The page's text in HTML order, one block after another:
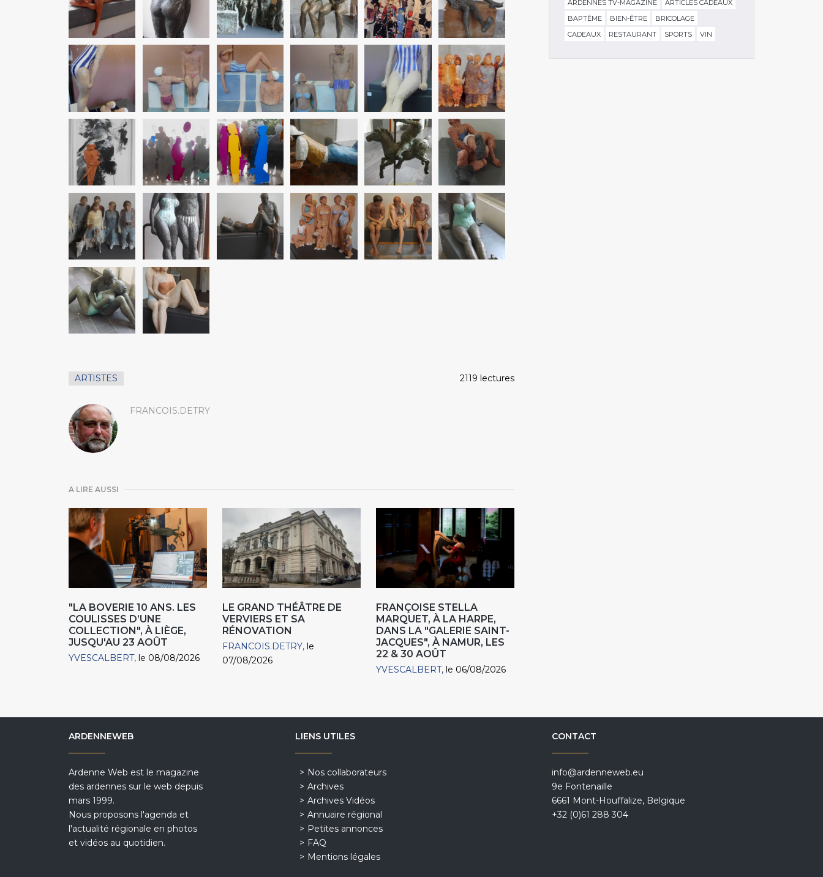
ARTISTES 2119 lectures
FRANCOIS.DETRY
A LIRE AUSSI
"LA BOVERIE 10 ANS. LES
COULISSES D’UNE
COLLECTION", À LIÈGE,
JUSQU'AU 23 AOÛT
YVESCALBERT le 08/08/2026
LE GRAND THÉÂTRE DE
VERVIERS ET SA
RÉNOVATION
FRANCOIS.DETRY le
07/08/2026
FRANÇOISE STELLA
MARQUET, À LA HARPE,
DANS LA "GALERIE SAINT-
JACQUES", À NAMUR, LES
22 & 30 AOÛT
YVESCALBERT le 06/08/2026
ARDENNES TV-MAGAZINE
ARTICLES CADEAUX
BAPTÊME
BIEN-ÊTRE
BRICOLAGE
CADEAUX
RESTAURANT SPORTS VIN
ARDENNEWEB
Ardenne Web est le magazine
des ardennes sur le web depuis
mars 1999.
Nous proposons l'agenda et
l'actualité régionale en photos
et vidéos au quotidien.
LIENS UTILES
Nos collaborateurs
Archives
Archives Vidéos
Annuaire régional
Petites annonces
FAQ
Mentions légales
CONTACT
info@ardenneweb.eu
9e Fontenaille
6661 Mont-Houffalize, Belgique
+32 (0)61 288 304